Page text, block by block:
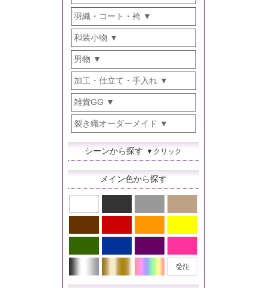
羽織・コート・袴
和装小物
男物
加工・仕立て・手入れ
雑貨GG
裂き織オーダーメイド
シーンから探す ▼クリック
メイン色から探す